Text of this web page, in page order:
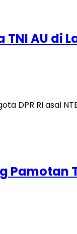
AU di
DPR RI asal
Pamotan